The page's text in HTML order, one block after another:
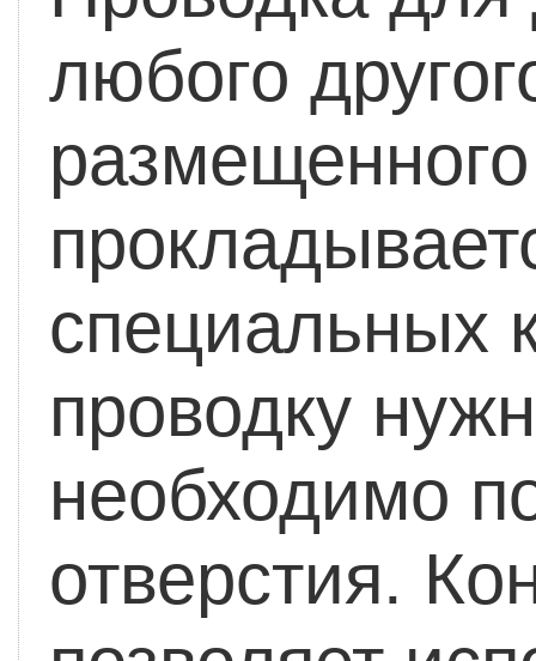
любого
специальных
проводку
необходимо
отверстия.